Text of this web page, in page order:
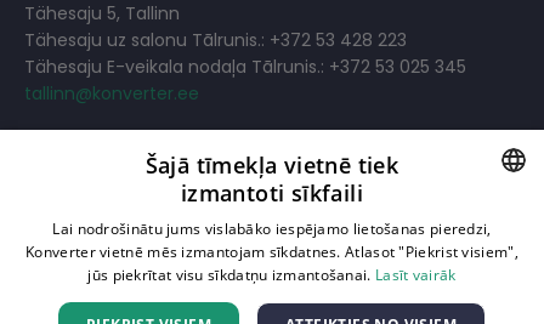
Tähesaju 5, Tallinn
Tähesaju uz salonu Tālrunis.: +372 53 428 223
Tähesaju E-veikala nodaļa Tālrunis.: +372 53 025 345
tallinn@konverter.ee
10.00-19.00
11.00-18.00
Filtrēt noliktavā esošās preces
LATVIAN
ENGLISH
Šajā tīmekļa vietnē tiek
izmantoti sīkfaili
Lai nodrošinātu jums vislabāko iespējamo lietošanas pieredzi,
Konverter vietnē mēs izmantojam sīkdatnes. Atlasot "Piekrist visiem",
jūs piekrītat visu sīkdatņu izmantošanai. Lasīt vairāk